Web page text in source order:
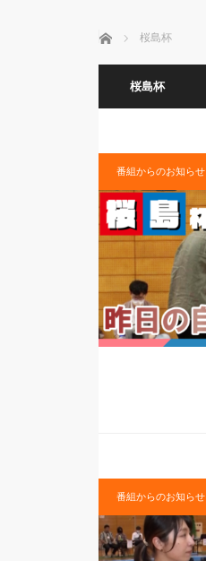
ホーム 桜島杯
桜島杯
番組からのお知らせ
番組からのお知らせ